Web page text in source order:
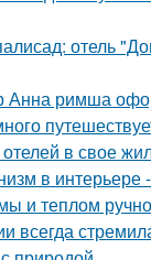
отель
Анна римша
в свое
в интерьере
и теплом
всегда